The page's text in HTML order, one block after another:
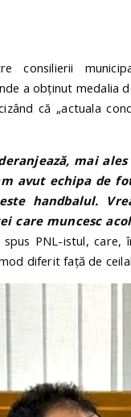
consilierii
a obținut medalia
că „actuala
mai
avut echipa de
handbalul.
care muncesc
PNL-istul, care,
diferit față de